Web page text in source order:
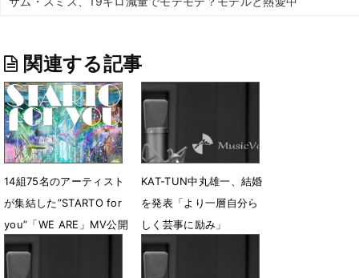
関連する記事
14組75名のアーティスト
が集結した”STARTO for
you”「WE ARE」MV公開
KAT-TUN中丸雄一、結婚
を発表「より一層自分ら
しく芸事に励み」